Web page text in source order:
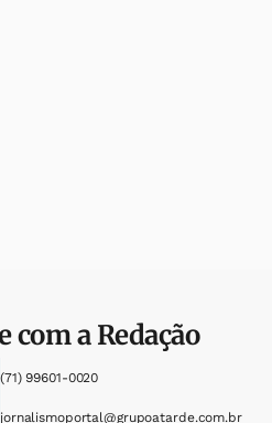
com a Redação
(71) 99601-0020
jornalismoportal@grupoatarde.com.br